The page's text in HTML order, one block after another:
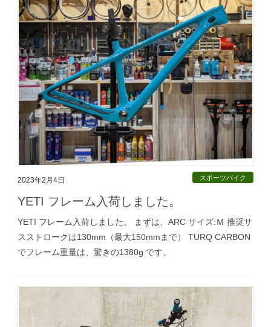
2023年2月4日 スポーツバイク
YETI フレーム入荷しました。
YETI フレーム入荷しました。 まずは、ARC サイズ:Ｍ 推奨サ
スストロークは130mm（最大150mmまで） TURQ CARBON
でフレーム重量は、驚きの1380g です。